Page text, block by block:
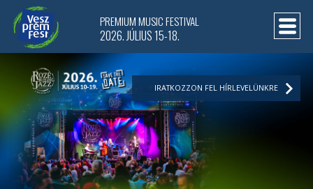
PREMIUM MUSIC FESTIVAL
2026. JÚLIUS 15-18.
IRATKOZZON FEL HÍRLEVELÜNKRE